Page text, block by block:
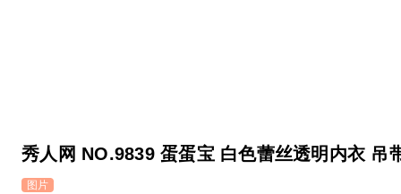
秀人网 NO.9839 蛋蛋宝 白色蕾丝透明内衣 吊
图片